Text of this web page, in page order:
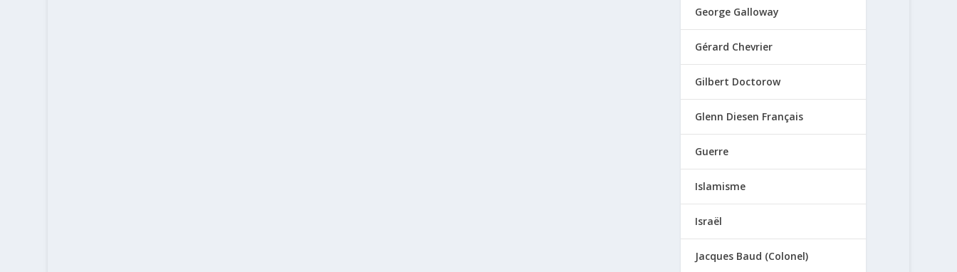
George Galloway
Gérard Chevrier
Gilbert Doctorow
Glenn Diesen Français
Guerre
Islamisme
Israël
Jacques Baud (Colonel)